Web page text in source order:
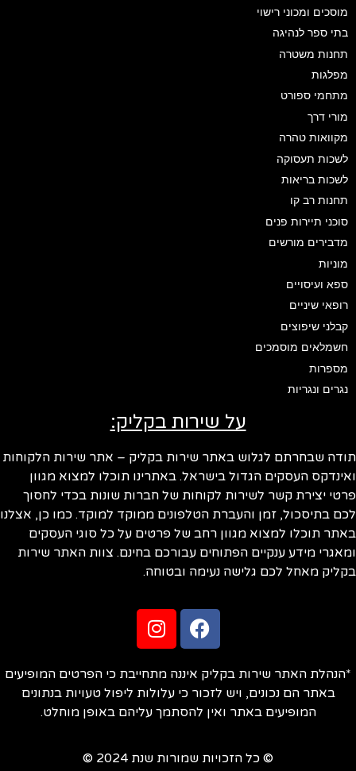
מוסכים ומכוני רישוי
בתי ספר לנהיגה
תחנות משטרה
מפלגות
מתחמי ספורט
מורי דרך
מקוואות טהרה
לשכות תעסוקה
לשכות בריאות
תחנות רב קו
סוכני תיירות פנים
מדבירים מורשים
מוניות
ספא ועיסויים
רופאי שיניים
קבלני שיפוצים
חשמלאים מוסמכים
מספרות
נגרים ונגריות
על שירות בקליק:
שבחרתם לגלוש באתר שירות בקליק – אתר שירות הלקוחות
העסקים הגדול בישראל. באתרינו תוכלו למצוא מגוון
יצירת קשר לשירות לקוחות של חברות שונות בכדי לחסוך
בתיסכול, זמן והעברת הטלפונים ממוקד למוקד. כמו כן, אצלנו
תוכלו למצוא מגוון רחב של פרטים על כל סוגי העסקים
מידע ענקיים הפתוחים עבורכם בחינם. צוות האתר שירות
מאחל לכם גלישה נעימה ובטוחה.
האתר שירות בקליק איננה מתחייבת כי הפרטים המופיעים
באתר הם נכונים, ויש לזכור כי עלולות ליפול טעויות בנתונים
המופיעים באתר ואין להסתמך עליהם באופן מוחלט.
© כל הזכויות שמורות שנת 2024 ©